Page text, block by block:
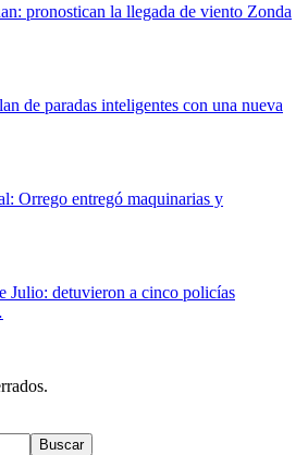
pronostican la llegada de viento Zonda
de paradas inteligentes con una nueva
Orrego entregó maquinarias y
Julio: detuvieron a cinco policías
Buscar